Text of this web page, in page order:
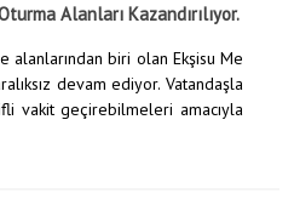
Alanları Kazandırılıyor.
alanlarından biri olan Ekşisu Me
devam ediyor. Vatandaşla
vakit geçirebilmeleri amacıyla